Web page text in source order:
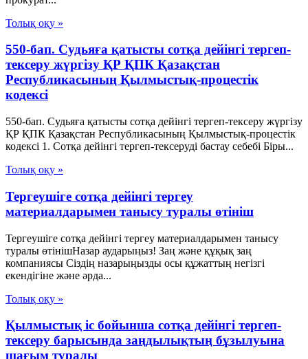
Толық оқу »
550-бап. Судьяға қатысты сотқа дейінгі тергеп-
тексеру жүргізу ҚР ҚПК Қазақстан
Республикасының Қылмыстық-процестік
кодексi
550-бап. Судьяға қатысты сотқа дейінгі тергеп-тексеру жүргізу
ҚР ҚПК Қазақстан Республикасының Қылмыстық-процестік
кодексi 1. Сотқа дейінгі тергеп-тексеруді бастау себебі Біры...
Толық оқу »
Тергеушіге сотқа дейінгі тергеу
материалдарымен танысу туралы өтініш
Тергеушіге сотқа дейінгі тергеу материалдарымен танысу
туралы өтінішНазар аударыңыз! Заң және құқық заң
компаниясы Сіздің назарыңызды осы құжаттың негізгі
екендігіне және әрда...
Толық оқу »
Қылмыстық іс бойынша сотқа дейінгі тергеп-
тексеру барысында заңдылықтың бұзылуына
шағым туралы